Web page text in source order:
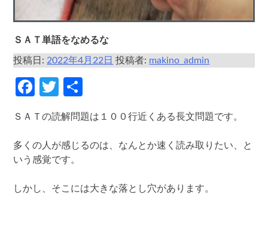
ＳＡＴ単語をなめるな
投稿日:2022年4月22日 投稿者: makino_admin
Facebook
Twitter
ＳＡＴの読解問題は１００行近くある長文問題です。
多くの人が感じるのは、なんとか速く読み取りたい、と
いう感覚です。
しかし、そこには大きな落とし穴があります。